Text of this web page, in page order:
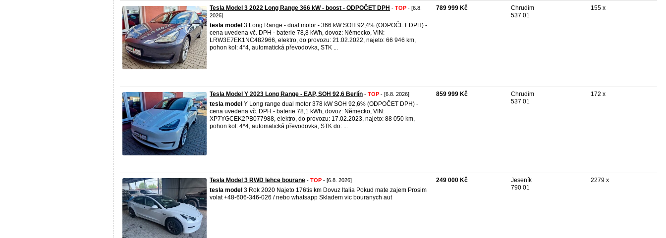
Tesla Model 3 2022 Long Range 366 kW - boost - ODPOČET DPH - TOP - [6.8.
2026]
tesla model 3 Long Range - dual motor - 366 kW SOH 92,4% (ODPOČET DPH) -
cena uvedena vč. DPH - baterie 78,8 kWh, dovoz: Německo, VIN:
LRW3E7EK1NC482966, elektro, do provozu: 21.02.2022, najeto: 66 946 km,
pohon kol: 4*4, automatická převodovka, STK ...
789 999 Kč
Chrudim
537 01
155 x
Tesla Model Y 2023 Long Range - EAP, SOH 92,6 Berlín - TOP - [6.8. 2026]
tesla model Y Long range dual motor 378 kW SOH 92,6% (ODPOČET DPH) -
cena uvedena vč. DPH - baterie 78,1 kWh, dovoz: Německo, VIN:
XP7YGCEK2PB077988, elektro, do provozu: 17.02.2023, najeto: 88 050 km,
pohon kol: 4*4, automatická převodovka, STK do: ...
859 999 Kč
Chrudim
537 01
172 x
Tesla Model 3 RWD lehce bourane - TOP - [6.8. 2026]
tesla model 3 Rok 2020 Najeto 176tis km Dovuz Italia Pokud mate zajem Prosim
volat +48-606-346-026 / nebo whatsapp Skladem vic bouranych aut
249 000 Kč
Jeseník
790 01
2279 x